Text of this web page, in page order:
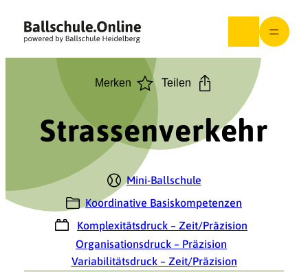
Inhalt
springen
Merken Teilen
Strassenverkehr
Mini-Ballschule
Koordinative Basiskompetenzen
Komplexitätsdruck – Zeit/Präzision
Organisationsdruck – Präzision
Variabilitätsdruck – Zeit/Präzision